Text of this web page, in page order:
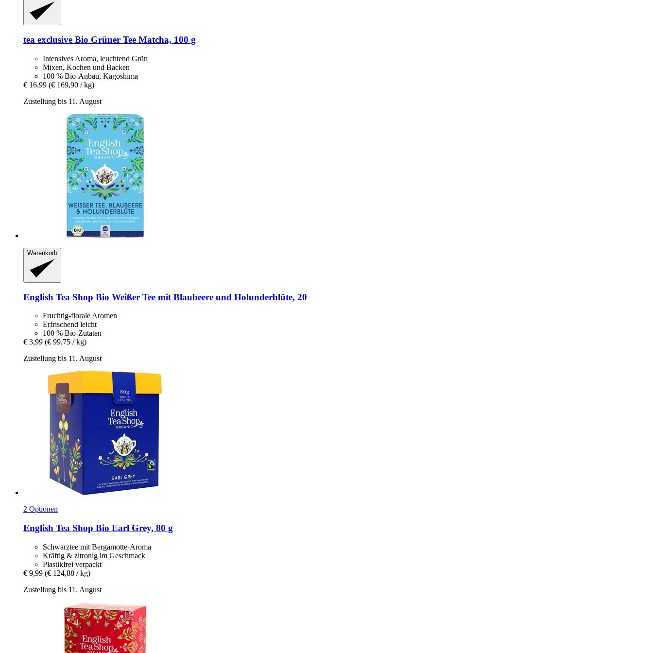
tea exclusive Bio Grüner Tee Matcha, 100 g
Intensives Aroma, leuchtend Grün
Mixen, Kochen und Backen
100 % Bio-Anbau, Kagoshima
€ 16,99 (€ 169,90 / kg)
Zustellung bis 11. August
Warenkorb
English Tea Shop Bio Weißer Tee mit Blaubeere und Holunderblüte, 20
Fruchtig-florale Aromen
Erfrischend leicht
100 % Bio-Zutaten
€ 3,99 (€ 99,75 / kg)
Zustellung bis 11. August
2 Optionen
English Tea Shop Bio Earl Grey, 80 g
Schwarztee mit Bergamotte-Aroma
Kräftig & zitronig im Geschmack
Plastikfrei verpackt
€ 9,99 (€ 124,88 / kg)
Zustellung bis 11. August